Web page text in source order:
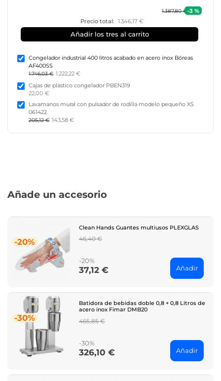
1.387,80 € -3 %
Precio total:
1.346,17 €
Añadir los tres al carrito
Congelador industrial 400 litros acabado en acero inox Bóreas
AF400SS
1.746,03 € 1.222,22 €
Cajas de plástico congelador PBEN319
22,00 €
Lavamanos mural con pulsador de rodilla modelo pequeño XS
061422
205,12 € 143,58 €
Añade un accesorio
-20%
Clean Hands Guantes multiusos PLEXGLAS
Regular
46,40 €
-20%
Price
37,12 € Añadir
-30%
Batidora de bebidas doble 0,8 + 0,8 Litros de
acero inox Fimar DMB20
Regular
465,85 €
-30%
Price
326,10 € Añadir